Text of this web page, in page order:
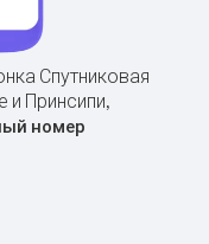
Спутниковая
и Принсипи,
номер